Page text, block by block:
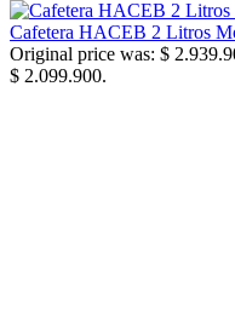
Cafetera HACEB 2 Litros
Original price was: $
$ 2.099.900.